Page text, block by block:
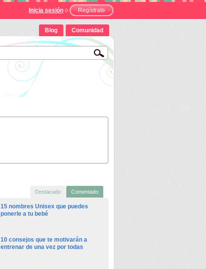
Inicia sesión o Regístrate
Blog Comunidad
Destacado Comentado
15 nombres Unisex que puedes
ponerle a tu bebé
10 consejos que te motivarán a
entrenar de una vez por todas